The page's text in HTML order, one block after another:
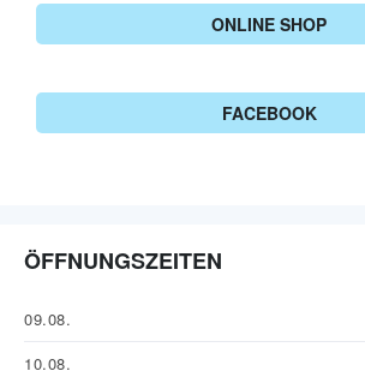
ONLINE SHOP
FACEBOOK
ÖFFNUNGSZEITEN
09.08.
10.08.